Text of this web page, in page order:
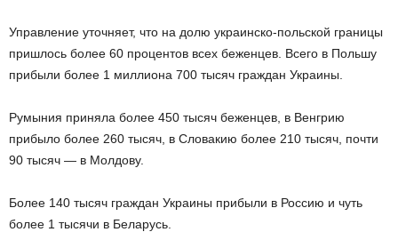
Управление уточняет, что на долю украинско-польской границы
пришлось более 60 процентов всех беженцев. Всего в Польшу
прибыли более 1 миллиона 700 тысяч граждан Украины.
Румыния приняла более 450 тысяч беженцев, в Венгрию
прибыло более 260 тысяч, в Словакию более 210 тысяч, почти
90 тысяч — в Молдову.
Более 140 тысяч граждан Украины прибыли в Россию и чуть
более 1 тысячи в Беларусь.